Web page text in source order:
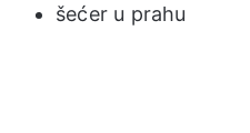
šećer u prahu